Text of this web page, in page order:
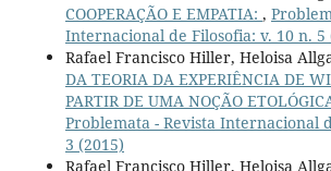
COOPERAÇÃO E EMPATIA: ,
Internacional de Filosofia: v. 10 n. 5
Rafael Francisco Hiller, Heloisa
DA TEORIA DA EXPERIÊNCIA DE
PARTIR DE UMA NOÇÃO
Problemata - Revista Internacional
3 (2015)
Rafael Francisco Hiller, Heloisa